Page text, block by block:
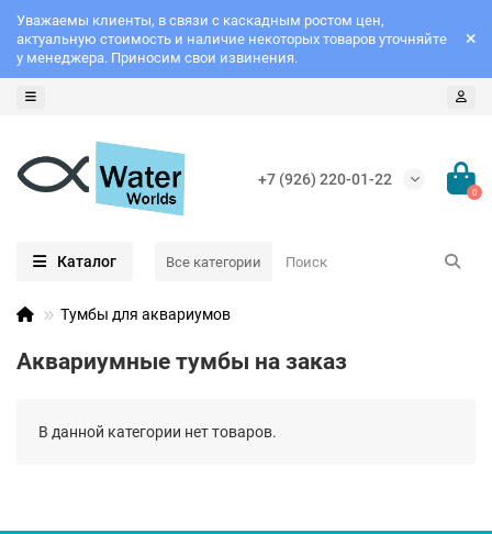
Уважаемы клиенты, в связи с каскадным ростом цен,
актуальную стоимость и наличие некоторых товаров уточняйте
у менеджера. Приносим свои извинения.
+7 (926) 220-01-22
0
Каталог Все категории
Тумбы для аквариумов
Аквариумные тумбы на заказ
В данной категории нет товаров.